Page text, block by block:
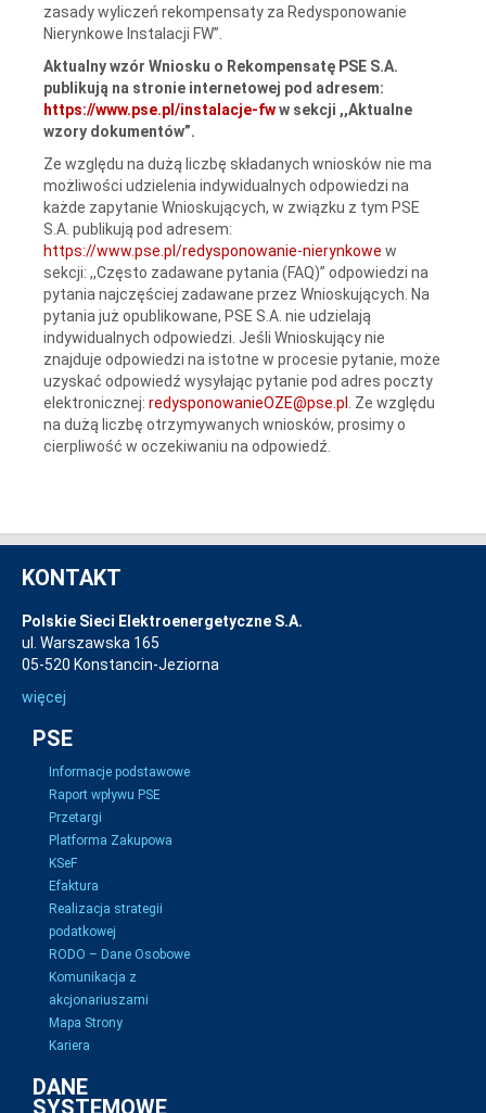
zasady wyliczeń rekompensaty za Redysponowanie
Nierynkowe Instalacji FW”.
Aktualny wzór Wniosku o Rekompensatę PSE S.A.
publikują na stronie internetowej pod adresem:
https://www.pse.pl/instalacje-fww sekcji ,,Aktualne
wzory dokumentów”.
Ze względu na dużą liczbę składanych wniosków nie ma
możliwości udzielenia indywidualnych odpowiedzi na
każde zapytanie Wnioskujących, w związku z tym PSE
S.A. publikują pod adresem:
https://www.pse.pl/redysponowanie-nierynkowe w
sekcji: ,,Często zadawane pytania (FAQ)” odpowiedzi na
pytania najczęściej zadawane przez Wnioskujących. Na
pytania już opublikowane, PSE S.A. nie udzielają
indywidualnych odpowiedzi. Jeśli Wnioskujący nie
znajduje odpowiedzi na istotne w procesie pytanie, może
uzyskać odpowiedź wysyłając pytanie pod adres poczty
elektronicznej: redysponowanieOZE@pse.pl
. Ze względu
na dużą liczbę otrzymywanych wniosków, prosimy o
cierpliwość w oczekiwaniu na odpowiedź.
KONTAKT
Polskie Sieci Elektroenergetyczne S.A.
ul. Warszawska 165
05-520 Konstancin-Jeziorna
więcej
PSE
Informacje podstawowe
Raport wpływu PSE
Przetargi
Platforma Zakupowa
KSeF
Efaktura
Realizacja strategii
podatkowej
RODO – Dane Osobowe
Komunikacja z
akcjonariuszami
Mapa Strony
Kariera
DANE
SYSTEMOWE